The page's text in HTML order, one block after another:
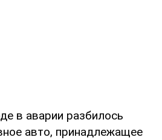
в аварии разбилось
авто, принадлежащее